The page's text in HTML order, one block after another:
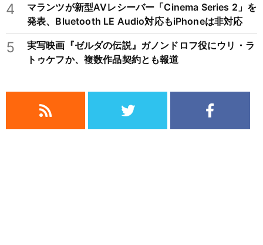
4
マランツが新型AVレシーバー「Cinema Series 2」を
発表、Bluetooth LE Audio対応もiPhoneは非対応
5
実写映画『ゼルダの伝説』ガノンドロフ役にウリ・ラ
トゥケフか、複数作品契約とも報道